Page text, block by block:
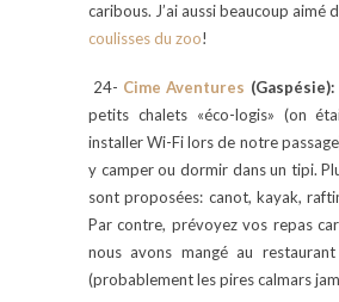
caribous. J’ai aussi beaucoup aimé
coulisses du zoo!
24- Cime Aventures (Gaspésie):
petits chalets «éco-logis» (on
installer Wi-Fi lors de notre
y camper ou dormir dans un tipi.
sont proposées: canot, kayak,
Par contre, prévoyez vos repas
nous avons mangé au
(probablement les pires calmars